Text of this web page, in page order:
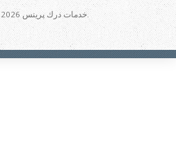
Copyright © 2026 خدمات درك پرينس.